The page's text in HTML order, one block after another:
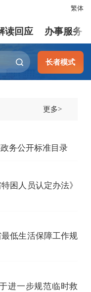
繁体
读回应 办事服务
长者模式
更多>
务公开标准目录
困人员认定办法》
低生活保障工作规
进一步规范临时救